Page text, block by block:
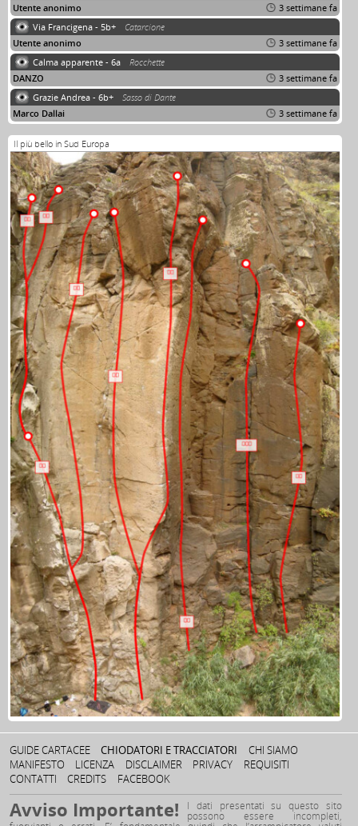
Utente anonimo
3 settimane fa
Via Francigena - 5b+
Catarcione
Utente anonimo
3 settimane fa
Calma apparente - 6a
Rocchette
DANZO
3 settimane fa
Grazie Andrea - 6b+
Sasso di Dante
Marco Dallai
3 settimane fa
Il più bello in Sud Europa
GUIDE CARTACEE CHIODATORI E TRACCIATORI
CHI SIAMO
MANIFESTO
LICENZA DISCLAIMER PRIVACY
REQUISITI
CONTATTI
CREDITS FACEBOOK
Avviso Importante! I dati presentati su questo sito
possono essere incompleti,